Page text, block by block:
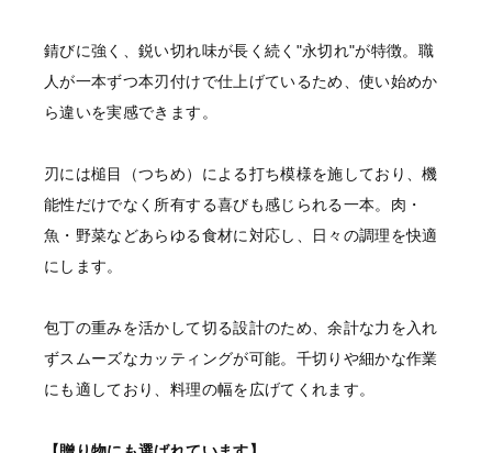
錆びに強く、鋭い切れ味が長く続く"永切れ"が特徴。職
人が一本ずつ本刃付けで仕上げているため、使い始めか
ら違いを実感できます。
刃には槌目（つちめ）による打ち模様を施しており、機
能性だけでなく所有する喜びも感じられる一本。肉・
魚・野菜などあらゆる食材に対応し、日々の調理を快適
にします。
包丁の重みを活かして切る設計のため、余計な力を入れ
ずスムーズなカッティングが可能。千切りや細かな作業
にも適しており、料理の幅を広げてくれます。